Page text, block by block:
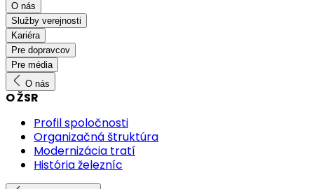
O nás
Služby verejnosti
Kariéra
Pre dopravcov
Pre média
O nás
O ŽSR
Profil spoločnosti
Organizačná štruktúra
Modernizácia tratí
História železníc